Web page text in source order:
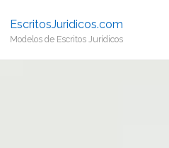
EscritosJuridicos.com
Modelos de Escritos Jurídicos